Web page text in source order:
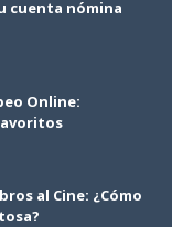
cuenta nómina
Online:
al Cine: ¿Cómo